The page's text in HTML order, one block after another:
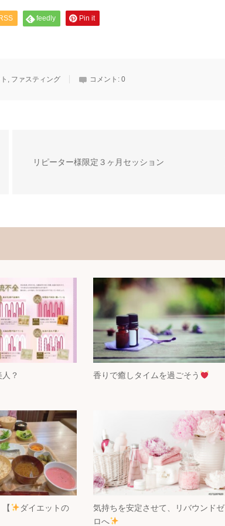
RSS feedly Pin it
, ファスティング コメント: 0
リピーター様限定３ヶ月セッション
？ 香りで癒しタイムを過ごそう
ダイエットの
気持ちを安定させて、リバウンドゼ
ロへ